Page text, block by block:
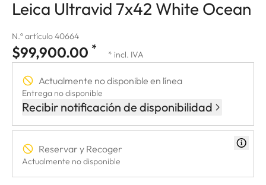
Leica Ultravid 7x42 White Ocean
N.º artículo 40664
$99,900.00 * * incl. IVA
Actualmente no disponible en línea
Entrega no disponible
Recibir notificación de disponibilidad
Reservar y Recoger
Actualmente no disponible